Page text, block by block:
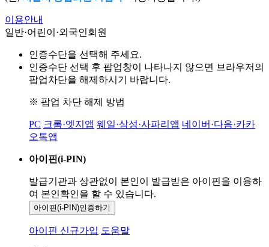
이용안내
일반·어린이·외국인회원
인증수단을 선택해 주세요.
인증수단 선택 후 팝업창이 나타나지 않으면 브라우저의
팝업차단을 해제하시기 바랍니다.
※ 팝업 차단 해제 방법
PC 크롬·엣지앱 웨일·삼성·사파리앱 네이버·다음·카카
오톡앱
아이핀(i-PIN)
발급기관과 상관없이 본인이 발급받은 아이핀을 이용하
여 본인확인을 할 수 있습니다.
아이핀(i-PIN)인증하기
아이핀 신규가입 도움말